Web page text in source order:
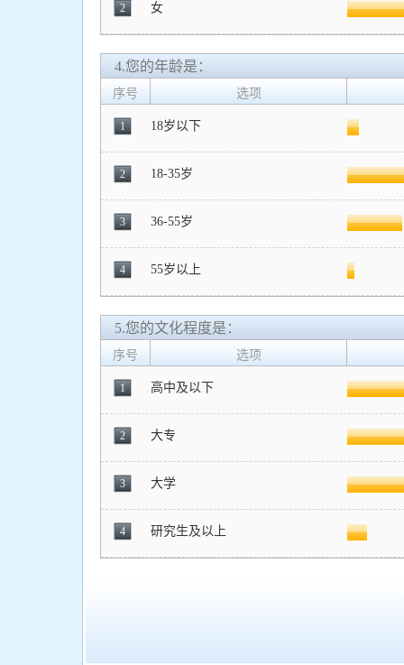
2 女
4.您的年龄是：
序号 选项
1 18岁以下
2 18-35岁
3 36-55岁
4 55岁以上
5.您的文化程度是：
序号 选项
1 高中及以下
2 大专
3 大学
4 研究生及以上